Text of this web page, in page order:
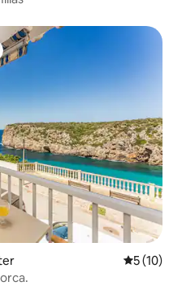
5 (10)